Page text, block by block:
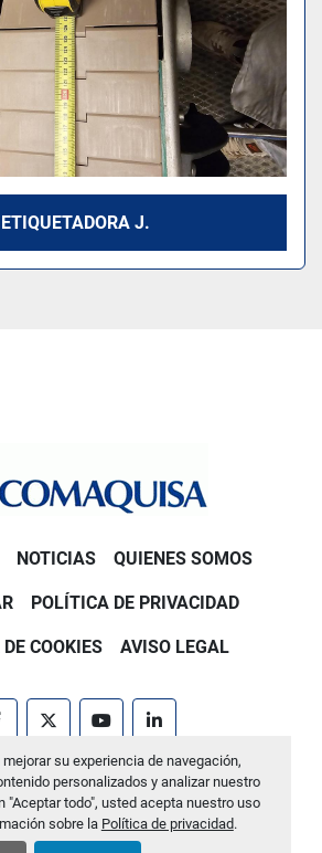
su experiencia de navegación,
personalizados y analizar nuestro
"Aceptar todo", usted acepta nuestro uso
sobre la Política de privacidad.
ETIQUETADORA J.
NOTICIAS QUIENES SOMOS
POLÍTICA DE PRIVACIDAD
COOKIES AVISO LEGAL
twitter youtubelinkedin
sitio web deMachinio
cookies